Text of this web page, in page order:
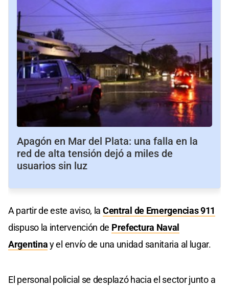
Apagón en Mar del Plata: una falla en la
red de alta tensión dejó a miles de
usuarios sin luz
A partir de este aviso, la Central de Emergencias 911
dispuso la intervención de Prefectura Naval
Argentinay el envío de una unidad sanitaria al lugar.
El personal policial se desplazó hacia el sector junto a